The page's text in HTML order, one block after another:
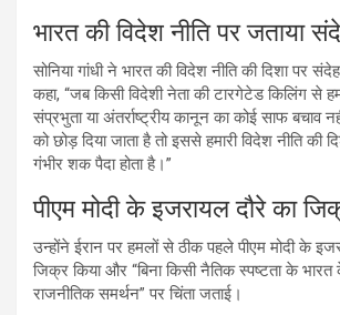
भारत की विदेश नीति पर जताया
सोनिया गांधी ने भारत की विदेश नीति की दिशा पर
कहा, “जब किसी विदेशी नेता की टारगेटेड किलिंग से
संप्रभुता या अंतर्राष्ट्रीय कानून का कोई साफ बचाव
को छोड़ दिया जाता है तो इससे हमारी विदेश नीति की
गंभीर शक पैदा होता है।”
पीएम मोदी के इजरायल दौरे का
उन्होंने ईरान पर हमलों से ठीक पहले पीएम मोदी के
जिक्र किया और “बिना किसी नैतिक स्पष्टता के भारत
राजनीतिक समर्थन” पर चिंता जताई।